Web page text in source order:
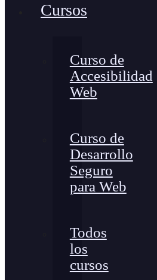
Cursos
Curso de
Accesibilidad
Web
Curso de
Desarrollo
Seguro
para Web
Todos
los
cursos